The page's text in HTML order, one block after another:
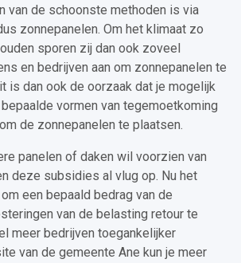
van de schoonste methoden is via
zonnepanelen. Om het klimaat zo
sporen zij dan ook zoveel
en bedrijven aan om zonnepanelen te
is dan ook de oorzaak dat je mogelijk
vormen van tegemoetkoming
de zonnepanelen te plaatsen.
panelen of daken wil voorzien van
deze subsidies al vlug op. Nu het
een bepaald bedrag van de
van de belasting retour te
meer bedrijven toegankelijker
van de gemeente Ane kun je meer